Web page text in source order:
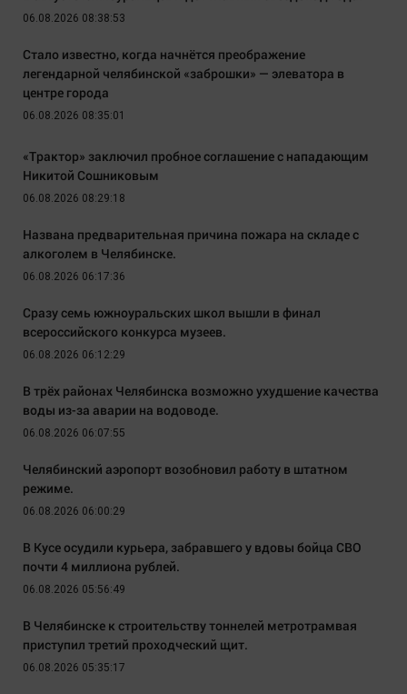
06.08.2026 08:38:53
Стало известно, когда начнётся преображение
легендарной челябинской «заброшки» — элеватора в
центре города
06.08.2026 08:35:01
«Трактор» заключил пробное соглашение с нападающим
Никитой Сошниковым
06.08.2026 08:29:18
Названа предварительная причина пожара на складе с
алкоголем в Челябинске.
06.08.2026 06:17:36
Сразу семь южноуральских школ вышли в финал
всероссийского конкурса музеев.
06.08.2026 06:12:29
В трёх районах Челябинска возможно ухудшение качества
воды из-за аварии на водоводе.
06.08.2026 06:07:55
Челябинский аэропорт возобновил работу в штатном
режиме.
06.08.2026 06:00:29
В Кусе осудили курьера, забравшего у вдовы бойца СВО
почти 4 миллиона рублей.
06.08.2026 05:56:49
В Челябинске к строительству тоннелей метротрамвая
приступил третий проходческий щит.
06.08.2026 05:35:17